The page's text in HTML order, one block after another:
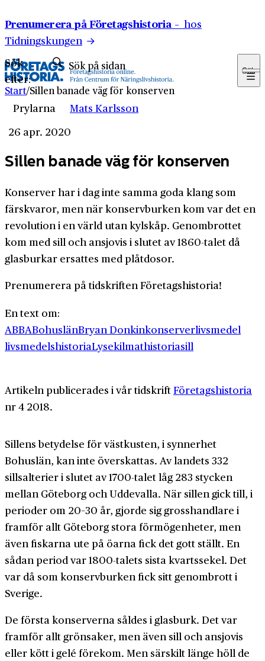
Prenumerera på Företagshistoria – hos
Tidningskungen
Sök
efter:
Sök
Start/Sillen banade väg för konserven
Prylarna
Mats Karlsson
26 apr. 2020
Sillen banade väg för konserven
Konserver har i dag inte samma goda klang som
färskvaror, men när konservburken kom var det en
revolution i en värld utan kylskåp. Genombrottet
kom med sill och ansjovis i slutet av 1860-talet då
glasburkar ersattes med plåtdosor.
Prenumerera på tidskriften Företagshistoria!
En text om:
ABBABohuslänBryan Donkinkonserverlivsmedel
livsmedelshistoriaLysekilmathistoriasill
Artikeln publicerades i vår tidskriftFöretagshistoria
nr 4 2018.
Sillens betydelse för västkusten, i synnerhet
Bohuslän, kan inte överskattas. Av landets 332
sillsalterier i slutet av 1700-talet låg 283 stycken
mellan Göteborg och Uddevalla. När sillen gick till, i
perioder om 20–30 år, gjorde sig grosshandlare i
framför allt Göteborg stora förmögenheter, men
även fiskarna ute på öarna fick det gott ställt. En
sådan period var 1800-talets sista kvartssekel. Det
var då som konservburken fick sitt genombrott i
Sverige.
De första konserverna såldes i glasburk. Det var
framför allt grönsaker, men även sill och ansjovis
eller kött i gelé förekom. Men särskilt länge höll de